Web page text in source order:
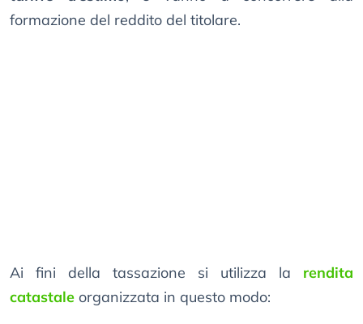
formazione del reddito del titolare.
Ai fini della tassazione si utilizza la rendita
catastale organizzata in questo modo: